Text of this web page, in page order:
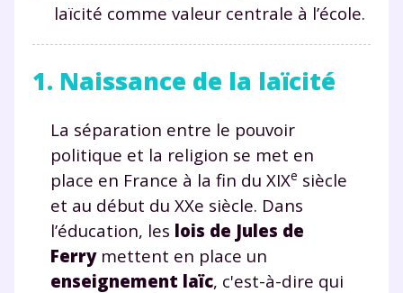
laïcité comme valeur centrale à l’école.
1. Naissance de la laïcité
La séparation entre le pouvoir
politique et la religion se met en
place en France à la fin du XIXe siècle
et au début du XXe siècle. Dans
l’éducation, les lois de Jules de
Ferrymettent en place un
enseignement laïc, c'est-à-dire qui